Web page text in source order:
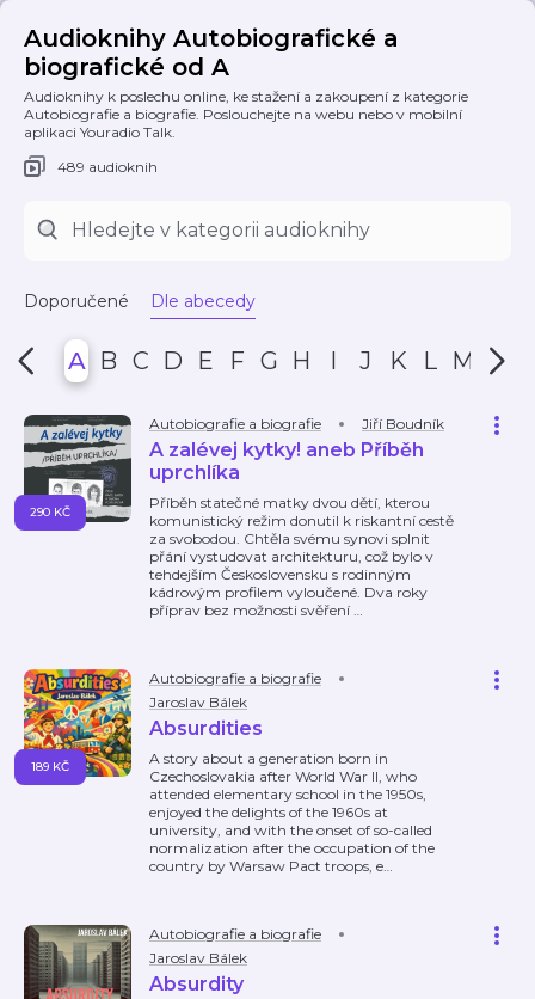
Audioknihy Autobiografické a
biografické od A
Audioknihy k poslechu online, ke stažení a zakoupení z kategorie
Autobiografie a biografie. Poslouchejte na webu nebo v mobilní
aplikaci Youradio Talk.
489 audioknih
Doporučené Dle abecedy
A B C D E F G H I J K L M N
Autobiografie a biografie Jiří Boudník
A zalévej kytky! aneb Příběh
uprchlíka
Příběh statečné matky dvou dětí, kterou
komunistický režim donutil k riskantní cestě
za svobodou. Chtěla svému synovi splnit
přání vystudovat architekturu, což bylo v
tehdejším Československu s rodinným
kádrovým profilem vyloučené. Dva roky
příprav bez možnosti svěření …
290 KČ
Autobiografie a biografie
Jaroslav Bálek
Absurdities
A story about a generation born in
Czechoslovakia after World War II, who
attended elementary school in the 1950s,
enjoyed the delights of the 1960s at
university, and with the onset of so-called
normalization after the occupation of the
country by Warsaw Pact troops, e…
189 KČ
Autobiografie a biografie
Jaroslav Bálek
Absurdity